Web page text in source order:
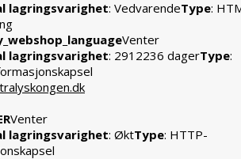
lagringsvarighet: VedvarendeType:
Venter
lagringsvarighet: 2912236 dagerType:
Venter
lagringsvarighet: ØktType: HTTP-